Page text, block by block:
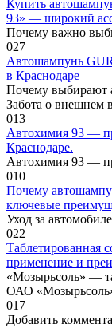
Купить
93» — широкий
Почему важно
027
Автошампунь
в Краснодаре
Почему выбирают
Забота о внешнем
013
Автохимия 93 —
Краснодаре.
Автохимия 93 —
010
Почему
ключевые
Уход за
022
Таблетированная
применение и
«Мозырьсоль» —
ОАО
017
Добавить